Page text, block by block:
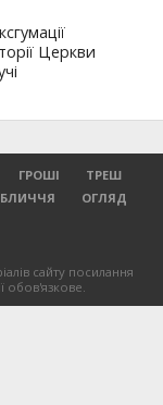
Церкви
ГРОШІ
ТРЕШ
ОГЛЯД
сайту посилання
обов'язкове.